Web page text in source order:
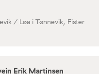
/ Løa i Tønnevik, Fister
Erik Martinsen